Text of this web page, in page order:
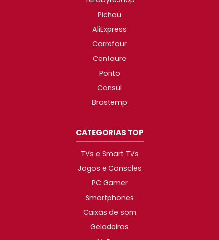
Pichau
AliExpress
Carrefour
Centauro
Ponto
Consul
Brastemp
CATEGORIAS TOP
TVs e Smart TVs
Jogos e Consoles
PC Gamer
Smartphones
Caixas de som
Geladeiras